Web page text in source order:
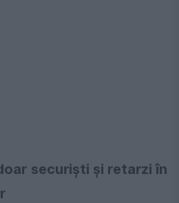
securişti şi retarzi în